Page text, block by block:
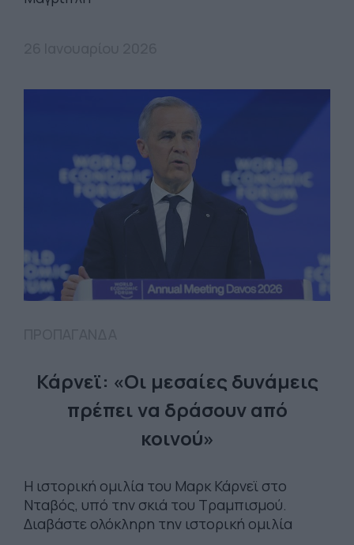
Κάρνεϊ: «Οι μεσαίες δυνάμεις
πρέπει να δράσουν από
κοινού»
Η ιστορική ομιλία του Μαρκ Κάρνεϊ στο
Νταβός, υπό την σκιά του Τραμπισμού.
Διαβάστε ολόκληρη την ιστορική ομιλία